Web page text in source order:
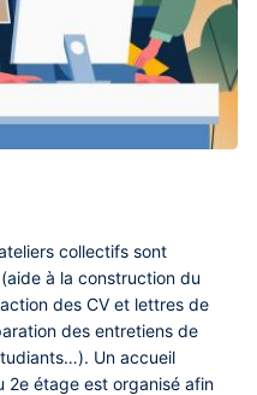
collectifs sont
à la construction du
des CV et lettres de
des entretiens de
Un accueil
2e étage est organisé afin